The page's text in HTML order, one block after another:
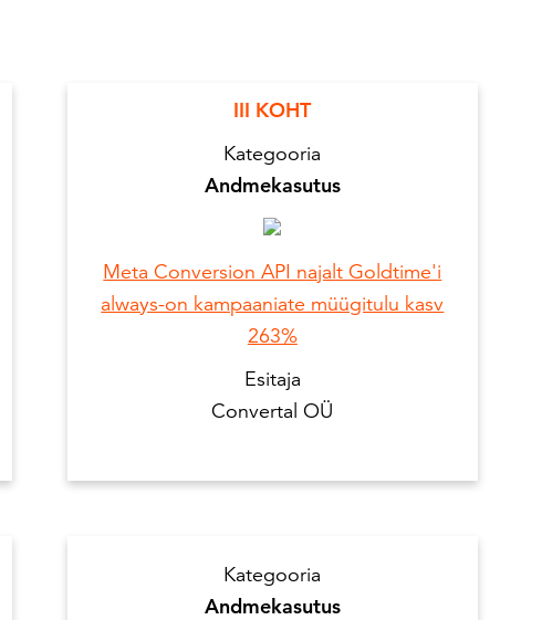
III KOHT
Kategooria
Andmekasutus
Meta Conversion API najalt Goldtime'i
always-on kampaaniate müügitulu kasv
263%
Esitaja
Convertal OÜ
Kategooria
Andmekasutus